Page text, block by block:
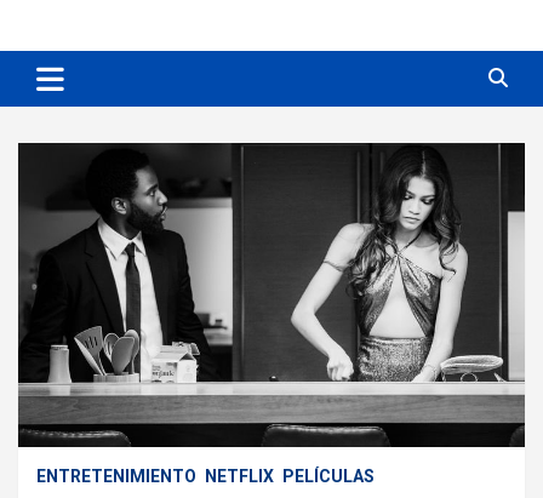
ENTRETENIMIENTO NETFLIX PELÍCULAS